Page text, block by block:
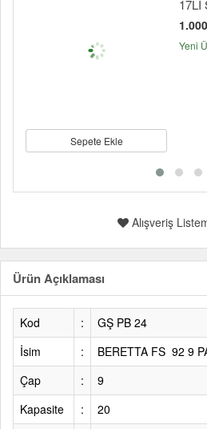
Sepete Ekle
17Lİ
Yeni
Alışveriş
Ürün Açıklaması
Kod :
GŞ PB 24
İsim
: BERETTA FS 92 9
Çap
:
9
Kapasite
:
20